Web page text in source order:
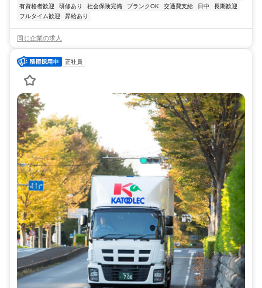
有資格者歓迎
研修あり 社会保険完備 ブランクOK 交通費支給 日中
長期歓迎
フルタイム歓迎
昇給あり
同じ企業の求人
正社員